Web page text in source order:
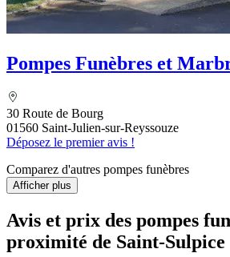
Pompes Funèbres et
30 Route de Bourg
01560 Saint-Julien-sur-Reyssouze
Déposez le premier avis !
Comparez d'autres pompes funèbres
Afficher plus
Avis et prix des pompes
proximité de Saint-Sulpice